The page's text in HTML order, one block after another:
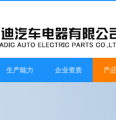
生产能力 企业资质 产